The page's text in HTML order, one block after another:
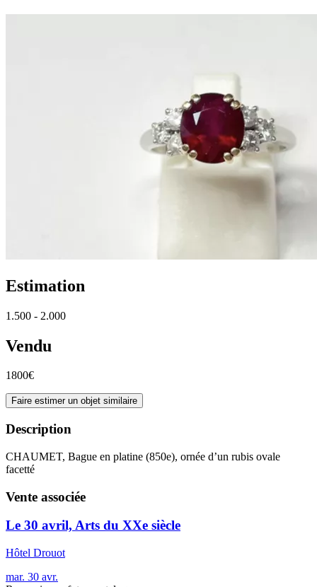
Estimation
1.500 - 2.000
Vendu
1800€
Faire estimer un objet similaire
Description
CHAUMET, Bague en platine (850e), ornée d’un rubis ovale
facetté
Vente associée
Le 30 avril, Arts du XXe siècle
Hôtel Drouot
mar. 30 avr.